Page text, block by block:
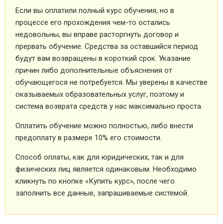
Если вы оплатили полный курс обучения, но в
процессе его прохождения чем-то остались
недовольны, вы вправе расторгнуть договор и
прервать обучение. Средства за оставшийся период
будут вам возвращены в короткий срок. Указание
причин либо дополнительные объяснения от
обучающегося не потребуется. Мы уверены в качестве
оказываемых образовательных услуг, поэтому и
система возврата средств у нас максимально проста.
Оплатить обучение можно полностью, либо внести
предоплату в размере 10% его стоимости.
Способ оплаты, как для юридических, так и для
физических лиц является одинаковым. Необходимо
кликнуть по кнопке «Купить курс», после чего
заполнить все данные, запрашиваемые системой.